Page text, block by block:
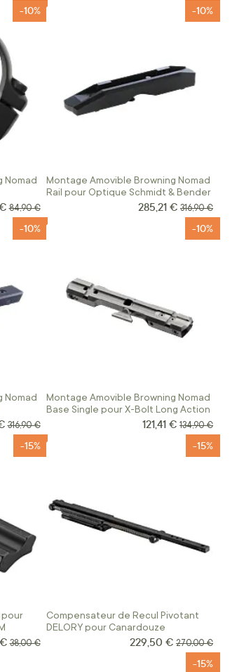
Nomad
-10%
Prix normal
84,90 €
Montage Amovible Browning Nomad
Rail pour Optique Schmidt & Bender
-10%
Prix Spécial
285,21 € Prix normal
316,90 €
Nomad
-10%
Prix normal
316,90 €
Montage Amovible Browning Nomad
Base Single pour X-Bolt Long Action
-10%
Prix Spécial
121,41 € Prix normal
134,90 €
pour
-15%
Prix normal
38,00 €
Compensateur de Recul Pivotant
DELORY pour Canardouze
-15%
Prix Spécial
229,50 € Prix normal
270,00 €
-15%